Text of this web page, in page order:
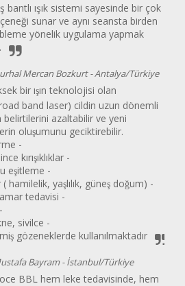
bantlı ışık sistemi sayesinde bir çok
sunar ve aynı seansta birden
yönelik uygulama yapmak
Mercan Bozkurt -Antalya/Türkiye
bir ışın teknolojisi olan
band laser) cildin uzun dönemli
belirtilerini azaltabilir ve yeni
oluşumunu geciktirebilir.
-
kırışıklıklar -
eşitleme -
hamilelik, yaşlılık, güneş doğum) -
tedavisi -
sivilce -
gözeneklerde kullanılmaktadır
Bayram -İstanbul/Türkiye
BBL hem leke tedavisinde, hem